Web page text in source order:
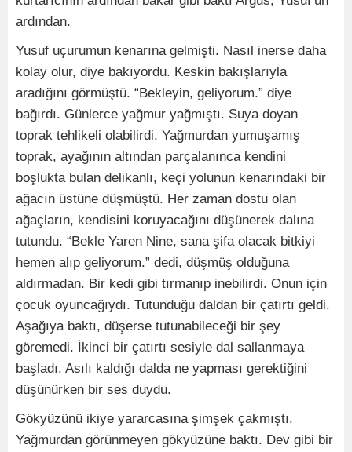
ardından.
Yusuf uçurumun kenarına gelmişti. Nasıl inerse daha
kolay olur, diye bakıyordu. Keskin bakışlarıyla
aradığını görmüştü. “Bekleyin, geliyorum.” diye
bağırdı. Günlerce yağmur yağmıştı. Suya doyan
toprak tehlikeli olabilirdi. Yağmurdan yumuşamış
toprak, ayağının altından parçalanınca kendini
boşlukta bulan delikanlı, keçi yolunun kenarındaki bir
ağacın üstüne düşmüştü. Her zaman dostu olan
ağaçların, kendisini koruyacağını düşünerek dalına
tutundu. “Bekle Yaren Nine, sana şifa olacak bitkiyi
hemen alıp geliyorum.” dedi, düşmüş olduğuna
aldırmadan. Bir kedi gibi tırmanıp inebilirdi. Onun için
çocuk oyuncağıydı. Tutunduğu daldan bir çatırtı geldi.
Aşağıya baktı, düşerse tutunabileceği bir şey
göremedi. İkinci bir çatırtı sesiyle dal sallanmaya
başladı. Asılı kaldığı dalda ne yapması gerektiğini
düşünürken bir ses duydu.
Gökyüzünü ikiye yararcasına şimşek çakmıştı.
Yağmurdan görünmeyen gökyüzüne baktı. Dev gibi bir